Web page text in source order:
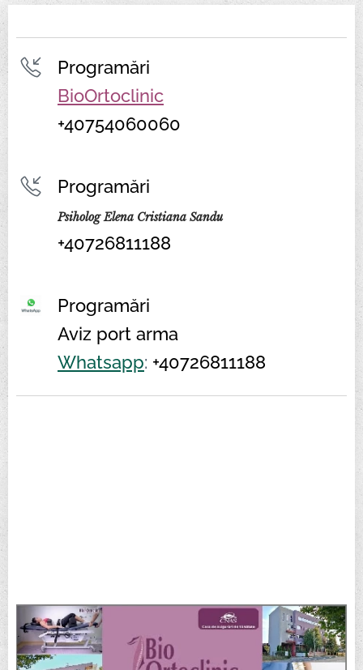
Programări
BioOrtoclinic
+40754060060
Programări
Psiholog Elena Cristiana Sandu
+40726811188
Programări
Aviz port arma
Whatsapp: +40726811188